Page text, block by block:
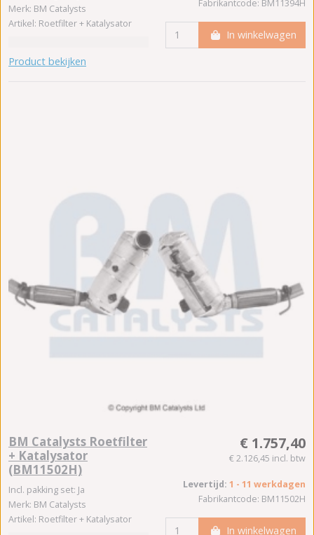
Merk: BM Catalysts
Artikel: Roetfilter + Katalysator
Product bekijken
Fabrikantcode: BM11394H
In winkelwagen
BM Catalysts Roetfilter
+ Katalysator
(BM11502H)
Incl. pakking set: Ja
Merk: BM Catalysts
Artikel: Roetfilter + Katalysator
€ 1.757,40
€ 2.126,45 incl. btw
Levertijd: 1 - 11 werkdagen
Fabrikantcode: BM11502H
In winkelwagen